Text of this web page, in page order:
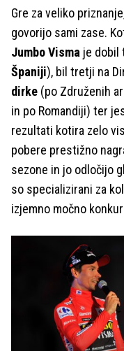
Gre za veliko
govorijo sami zase.
Jumbo Visma je dobil
Španiji), bil tretji na
dirke (po Združenih
in po Romandiji) ter
rezultati kotira zelo
pobere prestižno
sezone in jo odločijo
so specializirani za
izjemno močno